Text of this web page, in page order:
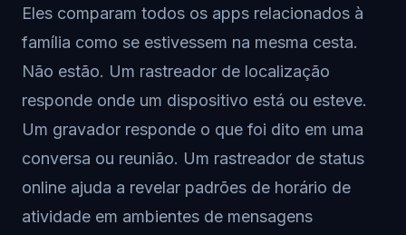
Eles comparam todos os apps relacionados à
família como se estivessem na mesma cesta.
Não estão. Um rastreador de localização
responde onde um dispositivo está ou esteve.
Um gravador responde o que foi dito em uma
conversa ou reunião. Um rastreador de status
online ajuda a revelar padrões de horário de
atividade em ambientes de mensagens